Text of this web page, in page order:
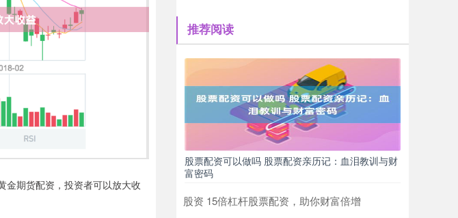
金期货配资，投资者可以放大收
推荐阅读
股票配资可以做吗 股票配资亲历记：血泪教训与财
富密码
股资 15倍杠杆股票配资，助你财富倍增